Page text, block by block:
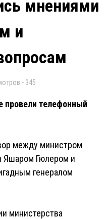
мнениями
и
- 345
провели телефонный
между министром
Яшаром Гюлером и
генералом
министерства